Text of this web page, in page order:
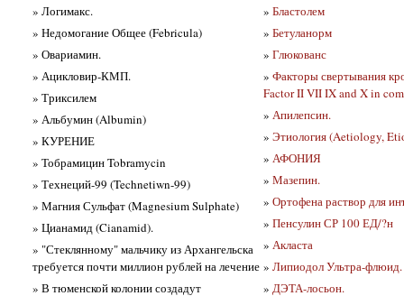
» Логимакс.
» Недомогание Общее (Febricula)
» Овариамин.
» Ацикловир-КМП.
» Триксилем
» Альбумин (Albumin)
» КУРЕНИЕ
» Тобрамицин Tobramycin
» Технеций-99 (Technetiwn-99)
» Магния Сульфат (Magnesium Sulphate)
» Цианамид (Cianamid).
» "Стеклянному" мальчику из Архангельска
требуется почти миллион рублей на лечение
» В тюменской колонии создадут
» Бластолем
» Бетуланорм
» Глюкованс
» Факторы свертывания
Factor II VII IX and X in
» Апилепсин.
» Этиология (Aetiology,
» АФОНИЯ
» Мазепин.
» Ортофена раствор для
» Пенсулин СР 100 ЕД/?н
» Акласта
» Липиодол Ультра-флюид.
» ДЭТА-лосьон.